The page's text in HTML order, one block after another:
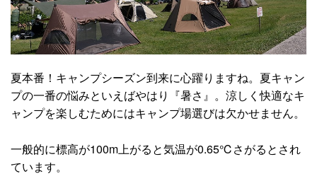
夏本番！キャンプシーズン到来に心躍りますね。夏キャン
プの一番の悩みといえばやはり『暑さ』。涼しく快適なキ
ャンプを楽しむためにはキャンプ場選びは欠かせません。
一般的に標高が100m上がると気温が0.65℃さがるとされ
ています。